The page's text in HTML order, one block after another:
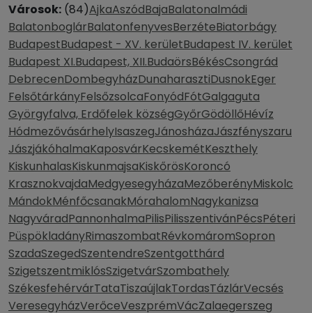
Városok: (84)AjkaAszódBajaBalatonalmádi
BalatonboglárBalatonfenyvesBerzéteBiatorbágy
BudapestBudapest - XV. kerületBudapest IV. kerület
Budapest XI.Budapest, XII.BudaörsBékésCsongrád
DebrecenDombegyházDunaharasztiDusnokEger
FelsőtárkányFelsőzsolcaFonyódFótGalgaguta
Györgyfalva, Erdőfelek községGyőrGödöllőHévíz
HódmezővásárhelyIsaszegJánosházaJászfényszaru
JászjákóhalmaKaposvárKecskemétKeszthely
KiskunhalasKiskunmajsaKiskőrösKoroncó
KrasznokvajdaMedgyesegyházaMezőberényMiskolc
MándokMénfőcsanakMórahalomNagykanizsa
NagyváradPannonhalmaPilisPilisszentivánPécsPéteri
PüspökladányRimaszombatRévkomáromSopron
SzadaSzegedSzentendreSzentgotthárd
SzigetszentmiklósSzigetvárSzombathely
SzékesfehérvárTataTiszaújlakTordasTázlárVecsés
VeresegyházVerőceVeszprémVácZalaegerszeg